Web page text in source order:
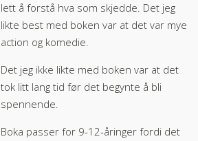
lett å forstå hva som skjedde. Det jeg
likte best med boken var at det var mye
action og komedie.
Det jeg ikke likte med boken var at det
tok litt lang tid før det begynte å bli
spennende.
Boka passer for 9-12-åringer fordi det